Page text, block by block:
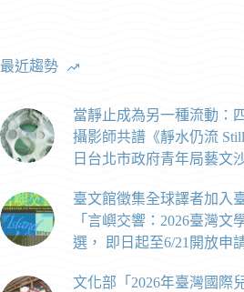
最近趨勢
當靜止成為另一種流動：
攝影師共譜《靜水仍流
日台北市政府青年局藝文
臺文館徵集全球譯者加入
「言嶼交響：2026臺灣文
選， 即日起至6/21開放申
文化部「2026年臺灣國際